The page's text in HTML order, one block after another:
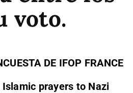
voto.
DE IFOP FRANCE